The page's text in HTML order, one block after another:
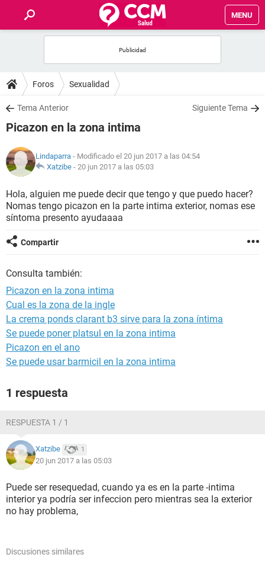
MENU
FOROS
SALUD
NUTRICIÓN
BIENESTAR
Foros Sexualidad
Tema Anterior Siguiente Tema
Picazon en la zona intima
Lindaparra - Modificado el 20 jun 2017 a las 04:54
Xatzibe - 20 jun 2017 a las 05:03
Hola, alguien me puede decir que tengo y que puedo hacer?
Nomas tengo picazon en la parte intima exterior, nomas ese
síntoma presento ayudaaaa
Compartir
Consulta también:
Picazon en la zona intima
Cual es la zona de la ingle
La crema ponds clarant b3 sirve para la zona íntima
Se puede poner platsul en la zona intima
Picazon en el ano
Se puede usar barmicil en la zona intima
1 respuesta
RESPUESTA 1 / 1
Xatzibe 1
20 jun 2017 a las 05:03
Puede ser resequedad, cuando ya es en la parte -intima
interior ya podría ser infeccion pero mientras sea la exterior
no hay problema,
Discusiones similares